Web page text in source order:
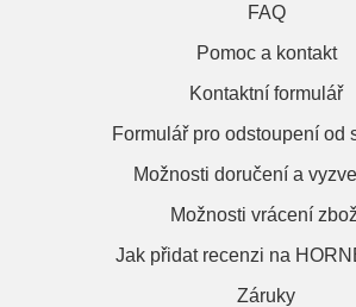
FAQ
Pomoc a kontakt
Kontaktní formulář
Formulář pro odstoupení od
Možnosti doručení a
Možnosti vrácení
Jak přidat recenzi na
Záruky